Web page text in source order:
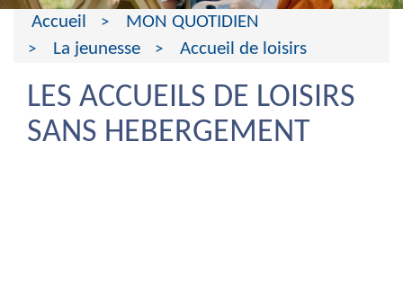
Accueil
MON QUOTIDIEN
La jeunesse
Accueil de loisirs
LES ACCUEILS DE LOISIRS
SANS HEBERGEMENT